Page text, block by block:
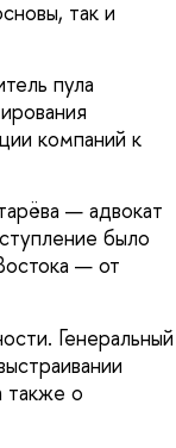
так и
пула
компаний к
— адвокат
было
— от
Генеральный
также о